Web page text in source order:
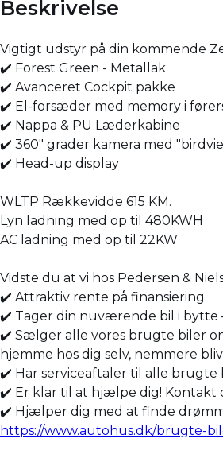
Beskrivelse
Vigtigt udstyr på din kommende
✔️ Forest Green - Metallak
✔️ Avanceret Cockpit pakke
✔️ El-forsæder med memory i
✔️ Nappa & PU Læderkabine
✔️ 360" grader kamera med
✔️ Head-up display
WLTP Rækkevidde 615 KM.
Lyn ladning med op til 480KWH
AC ladning med op til 22KW
Vidste du at vi hos Pedersen &
✔️ Attraktiv rente på finansiering
✔️ Tager din nuværende bil i bytte
✔️ Sælger alle vores brugte biler
hjemme hos dig selv, nemmere
✔️ Har serviceaftaler til alle brugte
✔️ Er klar til at hjælpe dig! Kontakt
✔️ Hjælper dig med at finde
https://www.autohus.dk/brugte-